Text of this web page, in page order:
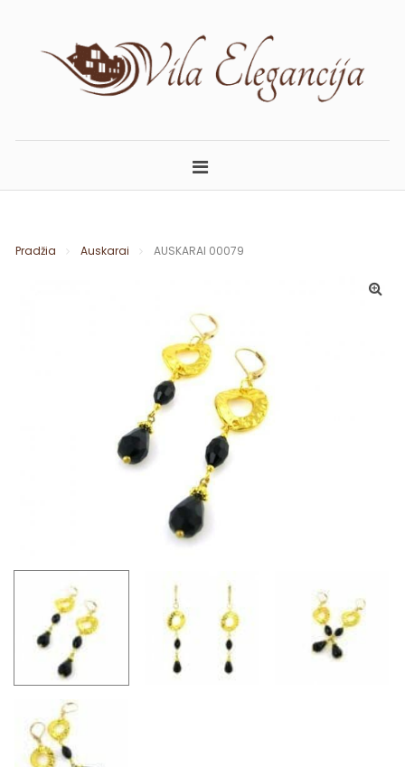
content
ELEGANCIJA.LT
Pradžia Auskarai AUSKARAI 00079
🔍